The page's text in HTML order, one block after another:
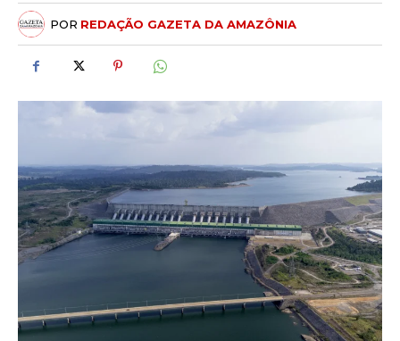
POR REDAÇÃO GAZETA DA AMAZÔNIA